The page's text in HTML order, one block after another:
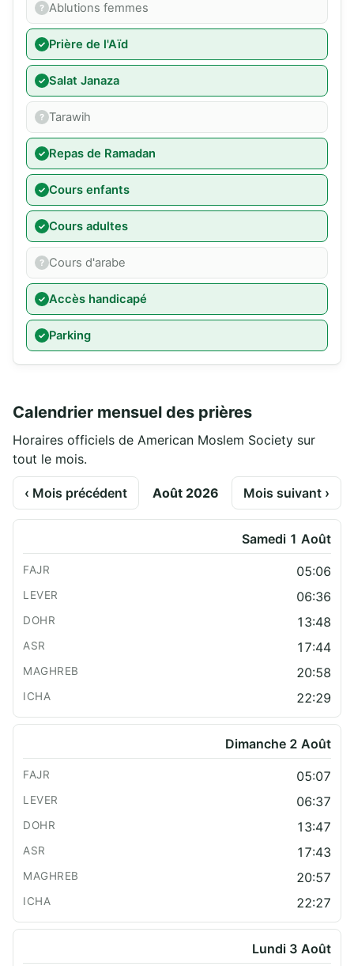
Ablutions femmes
Prière de l'Aïd
Salat Janaza
Tarawih
Repas de Ramadan
Cours enfants
Cours adultes
Cours d'arabe
Accès handicapé
Parking
Calendrier mensuel des prières
Horaires officiels de American Moslem Society sur
tout le mois.
‹ Mois précédent Août 2026 Mois suivant ›
Samedi 1 Août
05:06
06:36
13:48
17:44
20:58
22:29
Dimanche 2 Août
05:07
06:37
13:47
17:43
20:57
22:27
Lundi 3 Août